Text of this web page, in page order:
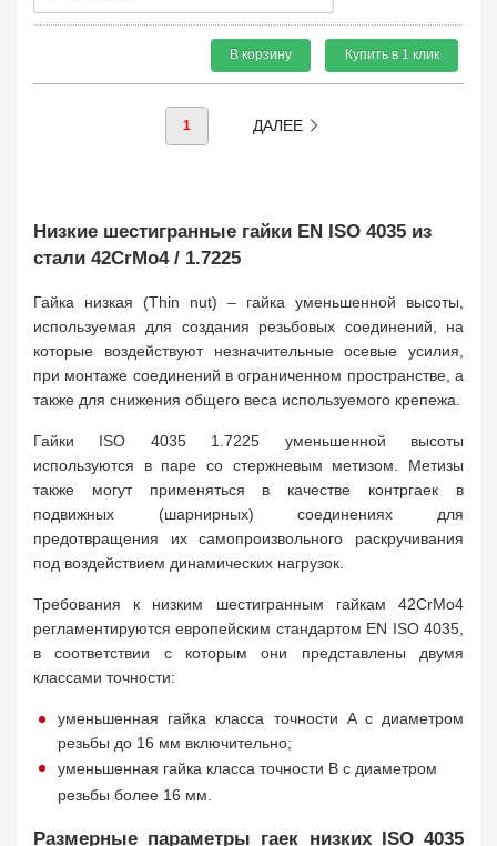
В корзину Купить в 1 клик
1 ДАЛЕЕ
Низкие шестигранные гайки EN ISO 4035 из
стали 42CrMo4 / 1.7225
Гайка низкая (Thin nut) – гайка уменьшенной высоты,
используемая для создания резьбовых соединений, на
которые воздействуют незначительные осевые усилия,
при монтаже соединений в ограниченном пространстве, а
также для снижения общего веса используемого крепежа.
Гайки ISO 4035 1.7225 уменьшенной высоты
используются в паре со стержневым метизом. Метизы
также могут применяться в качестве контргаек в
подвижных (шарнирных) соединениях для
предотвращения их самопроизвольного раскручивания
под воздействием динамических нагрузок.
Требования к низким шестигранным гайкам 42CrMo4
регламентируются европейским стандартом EN ISO 4035,
в соответствии с которым они представлены двумя
классами точности:
уменьшенная гайка класса точности A с диаметром
резьбы до 16 мм включительно;
уменьшенная гайка класса точности B с диаметром
резьбы более 16 мм.
Размерные параметры гаек низких ISO 4035